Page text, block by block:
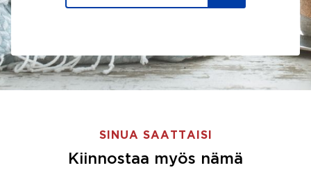
SINUA SAATTAISI
Kiinnostaa myös nämä